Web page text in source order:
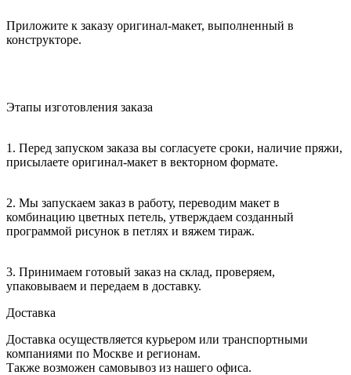
Приложите к заказу оригинал-макет, выполненный в
конструкторе.
Этапы изготовления заказа
1. Перед запуском заказа вы согласуете сроки, наличие пряжи,
присылаете оригинал-макет в векторном формате.
2. Мы запускаем заказ в работу, переводим макет в
комбинацию цветных петель, утверждаем созданный
программой рисунок в петлях и вяжем тираж.
3. Принимаем готовый заказ на склад, проверяем,
упаковываем и передаем в доставку.
Доставка
Доставка осуществляется курьером или транспортными
компаниями по Москве и регионам.
Также возможен самовывоз из нашего офиса.